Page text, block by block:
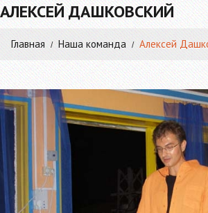
АЛЕКСЕЙ ДАШКОВСКИЙ
Главная Наша команда Алексей